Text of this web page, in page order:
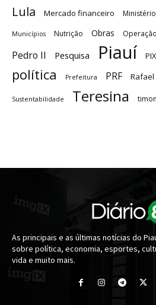
Lula Mercado financeiro
Municípios Nutrição Obras Operação
Pedro II Pesquisa Piauí PIX
política
Prefeitura PRF Rafael
Sustentabilidade Teresina timon
As principais e as últimas notícias do
sobre política, economia, esportes,
vida e muito mais.